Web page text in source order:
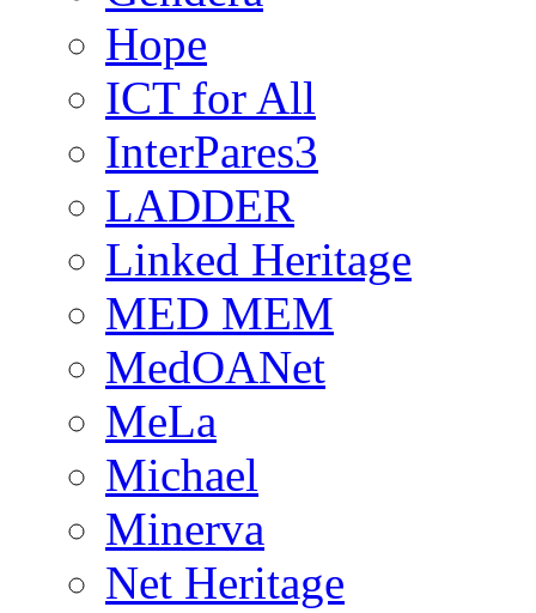
Hope
ICT for All
InterPares3
LADDER
Linked Heritage
MED MEM
MedOANet
MeLa
Michael
Minerva
Net Heritage